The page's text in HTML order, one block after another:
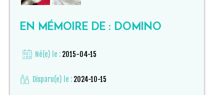
EN MÉMOIRE DE : DOMINO
Né(e) le : 2015-04-15
Disparu(e) le : 2024-10-15